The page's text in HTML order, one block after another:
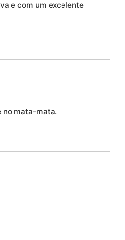
e com um excelente
no mata-mata.